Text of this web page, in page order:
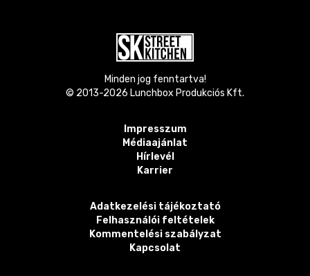
Minden jog fenntartva!
© 2013-2026 Lunchbox Produkciós Kft.
Impresszum
Médiaajánlat
Hírlevél
Karrier
Adatkezelési tájékoztató
Felhasználói feltételek
Kommentelési szabályzat
Kapcsolat